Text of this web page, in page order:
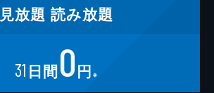
見放題 読み放題
31 日間0円 ※